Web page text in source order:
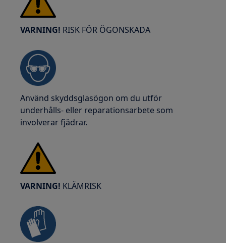
VARNING! RISK FÖR ÖGONSKADA
Använd skyddsglasögon om du utför
underhålls- eller reparationsarbete som
involverar fjädrar.
VARNING! KLÄMRISK